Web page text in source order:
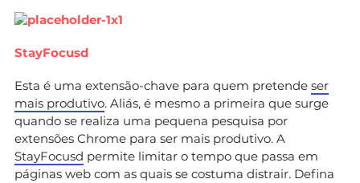
StayFocusd
Esta é uma extensão-chave para quem pretende ser
mais produtivo. Aliás, é mesmo a primeira que surge
quando se realiza uma pequena pesquisa por
extensões Chrome para ser mais produtivo. A
StayFocusd permite limitar o tempo que passa em
páginas web com as quais se costuma distrair. Defina